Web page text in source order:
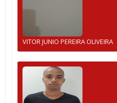
VITOR JUNIO PEREIRA OLIVEIRA